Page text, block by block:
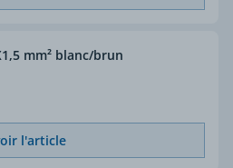
mm² blanc/brun
l'article